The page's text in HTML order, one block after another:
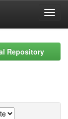
Repository